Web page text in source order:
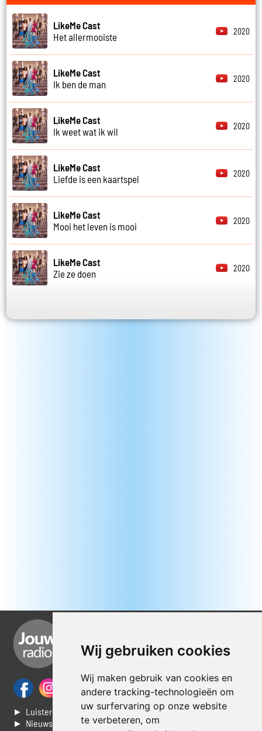
Wij gebruiken cookies
Wij maken gebruik van cookies en
andere tracking-technologieën om
uw surfervaring op onze website
te verbeteren, om
LikeMe Cast
Het allermooiste
2020
LikeMe Cast
Ik ben de man
2020
LikeMe Cast
Ik weet wat ik wil
2020
LikeMe Cast
Liefde is een kaartspel
2020
LikeMe Cast
Mooi het leven is mooi
2020
LikeMe Cast
Zie ze doen
2020
► Luisteren naar Jouwradio
► Nieuws